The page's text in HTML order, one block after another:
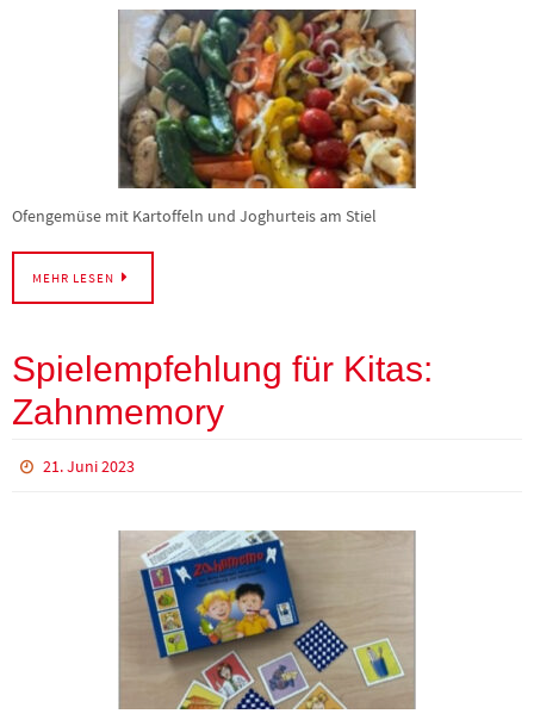
Ofengemüse mit Kartoffeln und Joghurteis am Stiel
MEHR LESEN
Spielempfehlung für Kitas:
Zahnmemory
21. Juni 2023